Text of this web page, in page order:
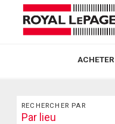
ACHETER
Rechercher
RECHERCHER PAR
Search
Par lieu